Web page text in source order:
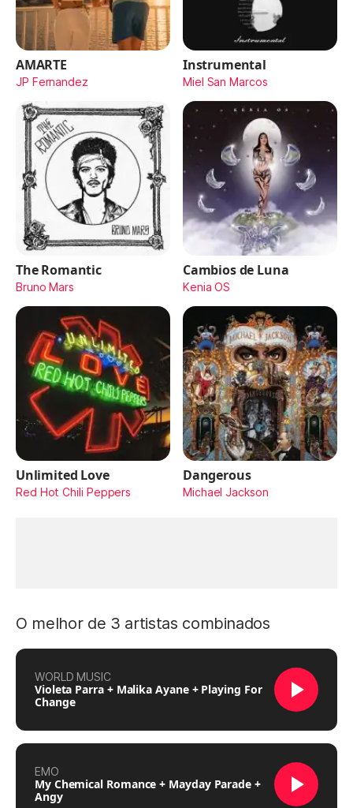
AMARTE
JP Fernandez
Instrumental
Miel San Marcos
The Romantic
Bruno Mars
Cambios de Luna
Kenia OS
Unlimited Love
Red Hot Chili Peppers
Dangerous
Michael Jackson
O melhor de 3 artistas combinados
WORLD MUSIC
Violeta Parra + Malika Ayane + Playing For
Change
EMO
My Chemical Romance + Mayday Parade +
Angy